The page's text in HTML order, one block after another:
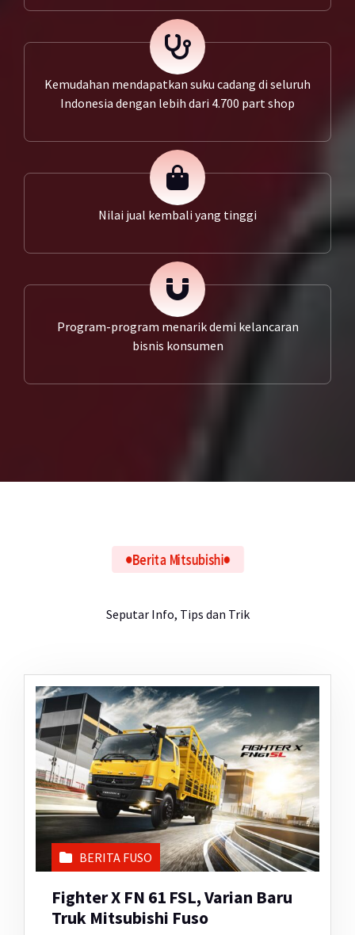
Kemudahan mendapatkan suku cadang di seluruh
Indonesia dengan lebih dari 4.700 part shop
Nilai jual kembali yang tinggi
Program-program menarik demi kelancaran
bisnis konsumen
Seputar Info, Tips dan Trik
BERITA FUSO
Fighter X FN 61 FSL, Varian Baru
Truk Mitsubishi Fuso